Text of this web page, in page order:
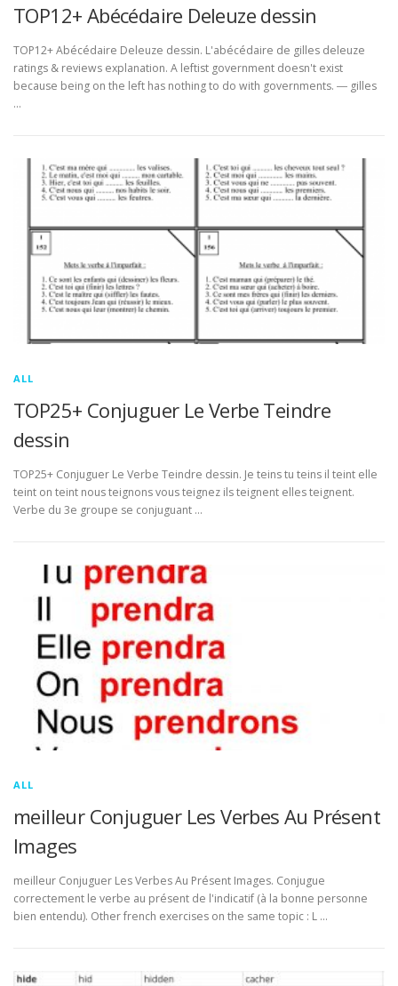
TOP12+ Abécédaire Deleuze dessin
TOP12+ Abécédaire Deleuze dessin. L'abécédaire de gilles deleuze
ratings & reviews explanation. A leftist government doesn't exist
because being on the left has nothing to do with governments. ― gilles
…
ALL
TOP25+ Conjuguer Le Verbe Teindre
dessin
TOP25+ Conjuguer Le Verbe Teindre dessin. Je teins tu teins il teint elle
teint on teint nous teignons vous teignez ils teignent elles teignent.
Verbe du 3e groupe se conjuguant …
ALL
meilleur Conjuguer Les Verbes Au Présent
Images
meilleur Conjuguer Les Verbes Au Présent Images. Conjugue
correctement le verbe au présent de l'indicatif (à la bonne personne
bien entendu). Other french exercises on the same topic : L …